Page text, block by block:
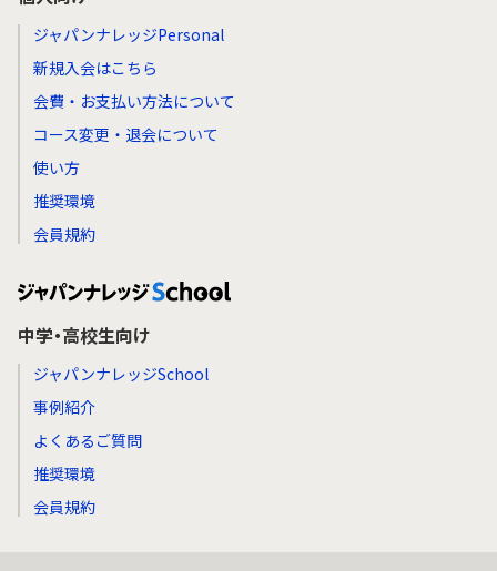
ジャパンナレッジPersonal
新規入会はこちら
会費・お支払い方法について
コース変更・退会について
使い方
推奨環境
会員規約
中学・高校生向け
ジャパンナレッジSchool
事例紹介
よくあるご質問
推奨環境
会員規約